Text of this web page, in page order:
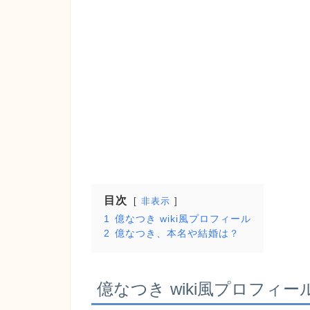
目次 非表示
1
億なつき wiki風プロフィール
2 億なつき、本名や結婚は？
億なつき wiki風プロフィー